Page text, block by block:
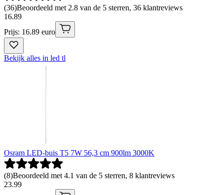
(36)Beoordeeld met 2.8 van de 5 sterren, 36 klantreviews
16.89
Prijs: 16.89 euro
Bekijk alles in led tl
Osram LED-buis T5 7W 56,3 cm 900lm 3000K
(8)Beoordeeld met 4.1 van de 5 sterren, 8 klantreviews
23.99